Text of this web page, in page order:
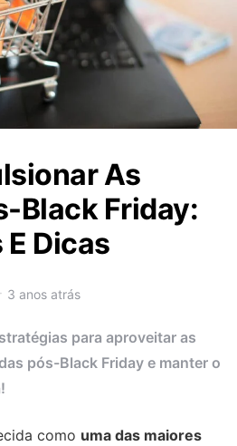
As
Black Friday:
Dicas
3 anos atrás
para aproveitar as
pós-Black Friday e manter o
como uma das maiores